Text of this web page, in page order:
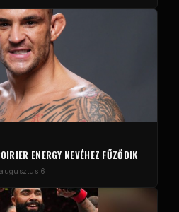
ENERGY NEVÉHEZ FŰZŐDIK
augusztus 6